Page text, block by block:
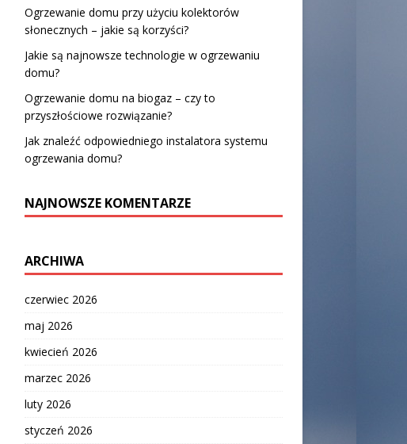
Ogrzewanie domu przy użyciu kolektorów
słonecznych – jakie są korzyści?
Jakie są najnowsze technologie w ogrzewaniu
domu?
Ogrzewanie domu na biogaz – czy to
przyszłościowe rozwiązanie?
Jak znaleźć odpowiedniego instalatora systemu
ogrzewania domu?
NAJNOWSZE KOMENTARZE
ARCHIWA
czerwiec 2026
maj 2026
kwiecień 2026
marzec 2026
luty 2026
styczeń 2026